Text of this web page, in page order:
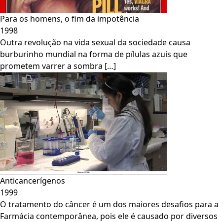
Para os homens, o fim da impotência
1998
Outra revolução na vida sexual da sociedade causa
burburinho mundial na forma de pílulas azuis que
prometem varrer a sombra […]
Anticancerígenos
1999
O tratamento do câncer é um dos maiores desafios para a
Farmácia contemporânea, pois ele é causado por diversos